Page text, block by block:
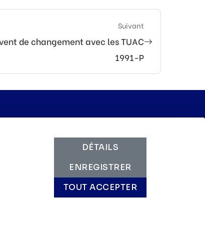
DÉTAILS
ENREGISTRER
TOUT ACCEPTER
Suivant
de changement avec les TUAC
1991-P